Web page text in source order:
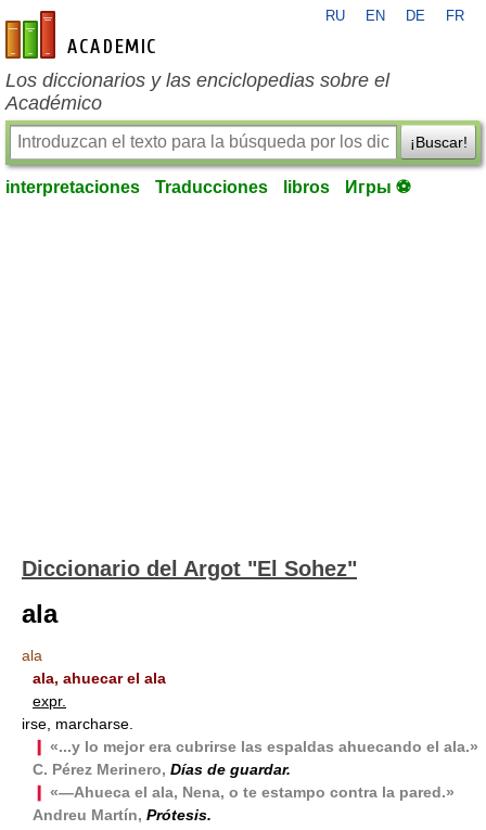
es-academic.com
RU EN DE FR
Los diccionarios y las enciclopedias sobre el
Académico
¡Buscar!
interpretaciones Traducciones libros Игры ⚽
Diccionario del Argot "El Sohez"
ala
ala
ala, ahuecar el ala
expr.
irse, marcharse.
«...y lo mejor era cubrirse las espaldas ahuecando el ala.»
C. Pérez Merinero, Días de guardar.
«—Ahueca el ala, Nena, o te estampo contra la pared.»
Andreu Martín, Prótesis.